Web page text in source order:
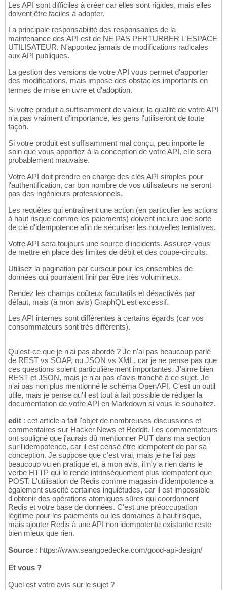
Les API sont difficiles à créer car elles sont rigides, mais elles
doivent être faciles à adopter.
La principale responsabilité des responsables de la
maintenance des API est de NE PAS PERTURBER L'ESPACE
UTILISATEUR. N'apportez jamais de modifications radicales
aux API publiques.
La gestion des versions de votre API vous permet d'apporter
des modifications, mais impose des obstacles importants en
termes de mise en uvre et d'adoption.
Si votre produit a suffisamment de valeur, la qualité de votre API
n'a pas vraiment d'importance, les gens l'utiliseront de toute
façon.
Si votre produit est suffisamment mal conçu, peu importe le
soin que vous apportez à la conception de votre API, elle sera
probablement mauvaise.
Votre API doit prendre en charge des clés API simples pour
l'authentification, car bon nombre de vos utilisateurs ne seront
pas des ingénieurs professionnels.
Les requêtes qui entraînent une action (en particulier les actions
à haut risque comme les paiements) doivent inclure une sorte
de clé d'idempotence afin de sécuriser les nouvelles tentatives.
Votre API sera toujours une source d'incidents. Assurez-vous
de mettre en place des limites de débit et des coupe-circuits.
Utilisez la pagination par curseur pour les ensembles de
données qui pourraient finir par être très volumineux.
Rendez les champs coûteux facultatifs et désactivés par
défaut, mais (à mon avis) GraphQL est excessif.
Les API internes sont différentes à certains égards (car vos
consommateurs sont très différents).
Qu'est-ce que je n'ai pas abordé ? Je n'ai pas beaucoup parlé
de REST vs SOAP, ou JSON vs XML, car je ne pense pas que
ces questions soient particulièrement importantes. J'aime bien
REST et JSON, mais je n'ai pas d'avis tranché à ce sujet. Je
n'ai pas non plus mentionné le schéma OpenAPI. C'est un outil
utile, mais je pense qu'il est tout à fait possible de rédiger la
documentation de votre API en Markdown si vous le souhaitez.
edit : cet article a fait l'objet de nombreuses discussions et
commentaires sur Hacker News et Reddit. Les commentateurs
ont souligné que j'aurais dû mentionner PUT dans ma section
sur l'idempotence, car il est censé être idempotent de par sa
conception. Je suppose que c'est vrai, mais je ne l'ai pas
beaucoup vu en pratique et, à mon avis, il n'y a rien dans le
verbe HTTP qui le rende intrinsèquement plus idempotent que
POST. L'utilisation de Redis comme magasin d'idempotence a
également suscité certaines inquiétudes, car il est impossible
d'obtenir des opérations atomiques sûres qui coordonnent
Redis et votre base de données. C'est une préoccupation
légitime pour les paiements ou les domaines à haut risque,
mais ajouter Redis à une API non idempotente existante reste
bien mieux que rien.
Source : https://www.seangoedecke.com/good-api-design/
Et vous ?
Quel est votre avis sur le sujet ?